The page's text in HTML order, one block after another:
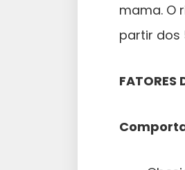
mama. O
partir dos
FATORES